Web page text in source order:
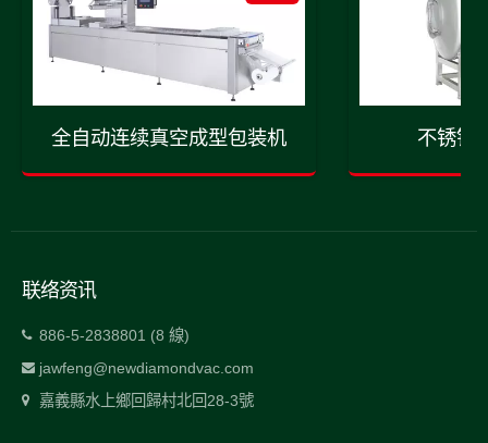
全自动连续真空成型包装机 不锈钢
联络资讯
886-5-2838801 (8 線)
jawfeng@newdiamondvac.com
嘉義縣水上鄉回歸村北回28-3號